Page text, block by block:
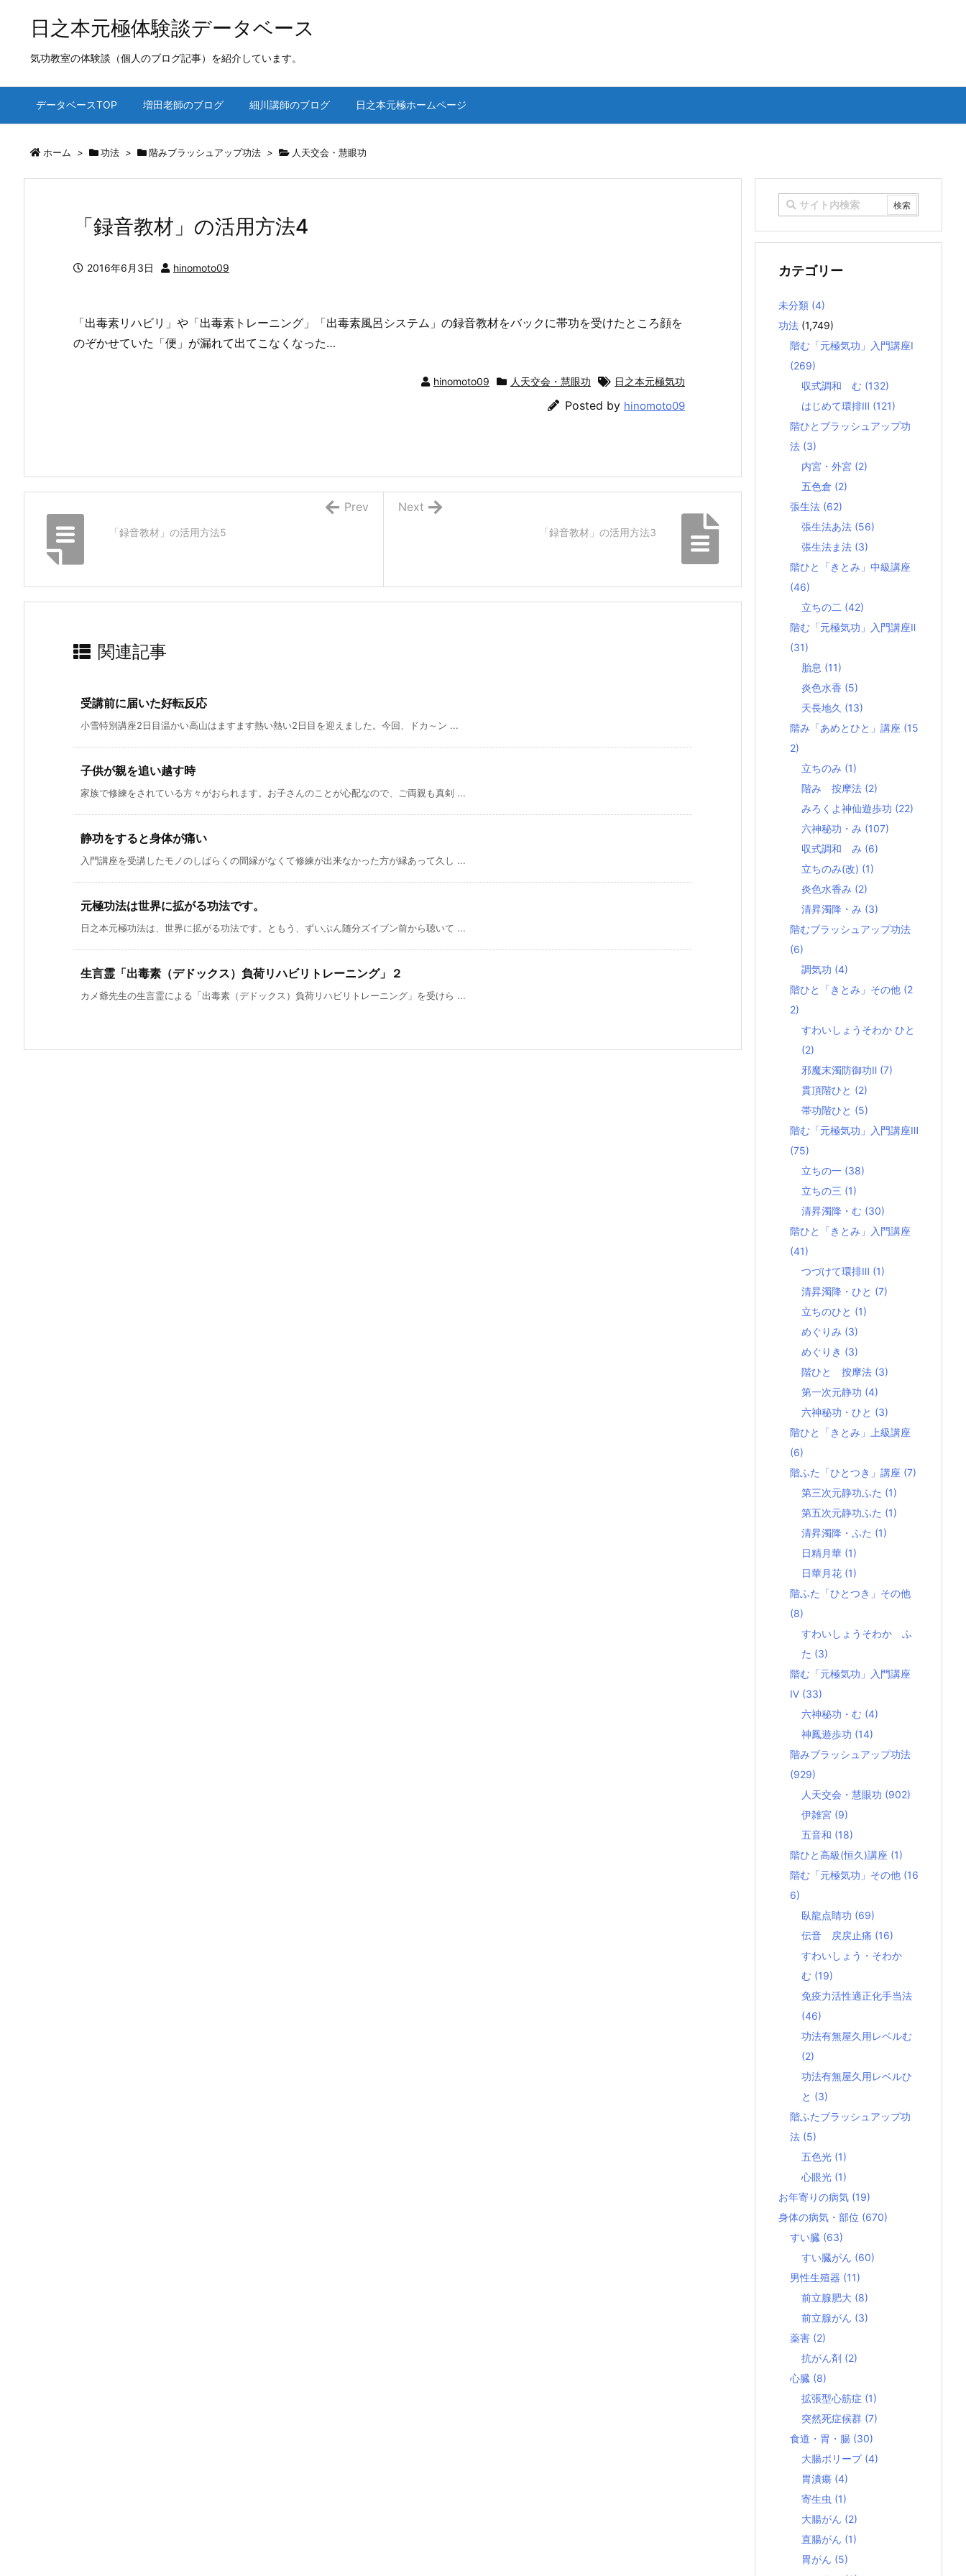
日之本元極体験談データベース
気功教室の体験談（個人のブログ記事）を紹介しています。
データベースTOP 増田老師のブログ 細川講師のブログ 日之本元極ホームページ
ホーム > 功法 > 階みブラッシュアップ功法 > 人天交会・慧眼功
「録音教材」の活用方法4
2016年6月3日 hinomoto09
「出毒素リハビリ」や「出毒素トレーニング」「出毒素風呂システム」の録音教材をバックに帯功を受けたところ顔を
のぞかせていた「便」が漏れて出てこなくなった…
hinomoto09 人天交会・慧眼功 日之本元極気功
Posted by hinomoto09
「録音教材」の活用方法3
Next
「録音教材」の活用方法5
Prev
関連記事
受講前に届いた好転反応
小雪特別講座2日目温かい高山はますます熱い熱い2日目を迎えました。今回、ドカ～ン ...
子供が親を追い越す時
家族で修練をされている方々がおられます。お子さんのことが心配なので、ご両親も真剣 ...
静功をすると身体が痛い
入門講座を受講したモノのしばらくの間縁がなくて修練が出来なかった方が縁あって久し ...
元極功法は世界に拡がる功法です。
日之本元極功法は、世界に拡がる功法です。ともう、ずいぶん随分ズイブン前から聴いて ...
生言霊「出毒素（デドックス）負荷リハビリトレーニング」２
カメ爺先生の生言霊による「出毒素（デドックス）負荷リハビリトレーニング」を受けら ...
カテゴリー
未分類 (4)
功法 (1,749)
階む「元極気功」入門講座Ⅰ
(269)
収式調和 む (132)
はじめて環排Ⅲ (121)
階ひとブラッシュアップ功
法 (3)
内宮・外宮 (2)
五色倉 (2)
張生法 (62)
張生法あ法 (56)
張生法ま法 (3)
階ひと「きとみ」中級講座
(46)
立ちの二 (42)
階む「元極気功」入門講座Ⅱ
(31)
胎息 (11)
炎色水香 (5)
天長地久 (13)
階み「あめとひと」講座 (15
2)
立ちのみ (1)
階み 按摩法 (2)
みろくよ神仙遊歩功 (22)
六神秘功・み (107)
収式調和 み (6)
立ちのみ(改) (1)
炎色水香み (2)
清昇濁降・み (3)
階むブラッシュアップ功法
(6)
調気功 (4)
階ひと「きとみ」その他 (2
2)
すわいしょうそわか ひと
(2)
邪魔末濁防御功Ⅱ (7)
貫頂階ひと (2)
帯功階ひと (5)
階む「元極気功」入門講座Ⅲ
(75)
立ちの一 (38)
立ちの三 (1)
清昇濁降・む (30)
階ひと「きとみ」入門講座
(41)
つづけて環排Ⅲ (1)
清昇濁降・ひと (7)
立ちのひと (1)
めぐりみ (3)
めぐりき (3)
階ひと 按摩法 (3)
第一次元静功 (4)
六神秘功・ひと (3)
階ひと「きとみ」上級講座
(6)
階ふた「ひとつき」講座 (7)
第三次元静功ふた (1)
第五次元静功ふた (1)
清昇濁降・ふた (1)
日精月華 (1)
日華月花 (1)
階ふた「ひとつき」その他
(8)
すわいしょうそわか ふ
た (3)
階む「元極気功」入門講座
Ⅳ (33)
六神秘功・む (4)
神鳳遊歩功 (14)
階みブラッシュアップ功法
(929)
人天交会・慧眼功 (902)
伊雑宮 (9)
五音和 (18)
階ひと高級(恒久)講座 (1)
階む「元極気功」その他 (16
6)
臥龍点睛功 (69)
伝音 戻戻止痛 (16)
すわいしょう・そわか
む (19)
免疫力活性適正化手当法
(46)
功法有無屋久用レベルむ
(2)
功法有無屋久用レベルひ
と (3)
階ふたブラッシュアップ功
法 (5)
五色光 (1)
心眼光 (1)
お年寄りの病気 (19)
身体の病気・部位 (670)
すい臓 (63)
すい臓がん (60)
男性生殖器 (11)
前立腺肥大 (8)
前立腺がん (3)
薬害 (2)
抗がん剤 (2)
心臓 (8)
拡張型心筋症 (1)
突然死症候群 (7)
食道・胃・腸 (30)
大腸ポリープ (4)
胃潰瘍 (4)
寄生虫 (1)
大腸がん (2)
直腸がん (1)
胃がん (5)